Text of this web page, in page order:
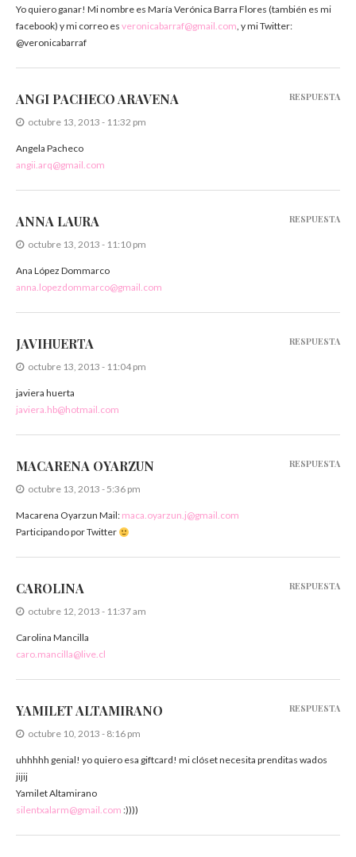
Yo quiero ganar! Mi nombre es María Verónica Barra Flores (también es mi
facebook) y mi correo es veronicabarraf@gmail.com, y mi Twitter:
@veronicabarraf
ANGI PACHECO ARAVENA
octubre 13, 2013 - 11:32 pm
Angela Pacheco
angii.arq@gmail.com
RESPUESTA
ANNA LAURA
octubre 13, 2013 - 11:10 pm
Ana López Dommarco
anna.lopezdommarco@gmail.com
RESPUESTA
JAVIHUERTA
octubre 13, 2013 - 11:04 pm
javiera huerta
javiera.hb@hotmail.com
RESPUESTA
MACARENA OYARZUN
octubre 13, 2013 - 5:36 pm
Macarena Oyarzun Mail: maca.oyarzun.j@gmail.com
Participando por Twitter
RESPUESTA
CAROLINA
octubre 12, 2013 - 11:37 am
Carolina Mancilla
caro.mancilla@live.cl
RESPUESTA
YAMILET ALTAMIRANO
octubre 10, 2013 - 8:16 pm
uhhhhh genial! yo quiero esa giftcard! mi clóset necesita prenditas wados
jijij
Yamilet Altamirano
silentxalarm@gmail.com :))))
RESPUESTA